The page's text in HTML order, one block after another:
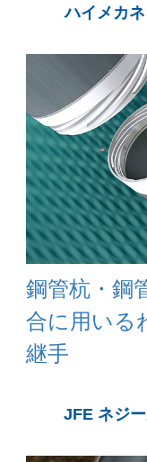
ハイメカ
鋼管杭・鋼
合に用いる
継手
JFE ネジ